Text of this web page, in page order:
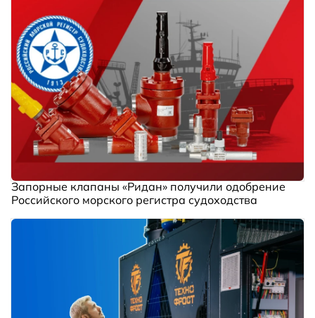
Запорные клапаны «Ридан» получили одобрение
Российского морского регистра судоходства